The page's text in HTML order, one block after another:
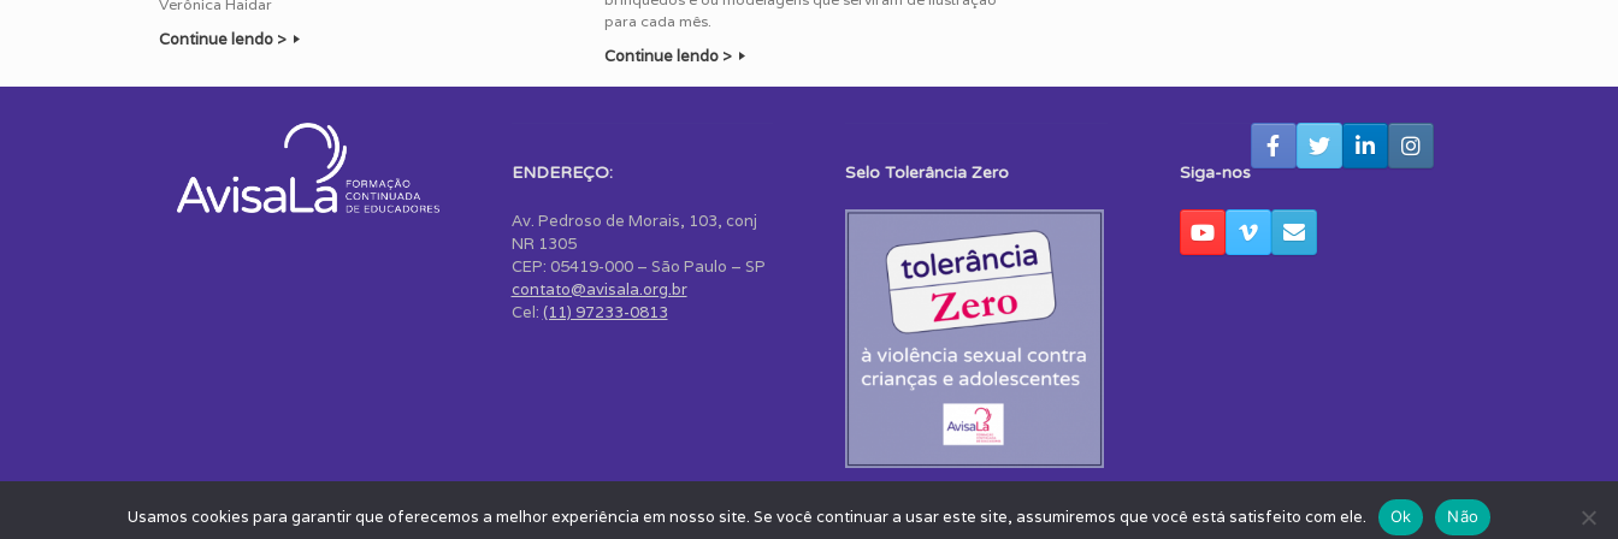
Verônica Haidar
Continue lendo >
para cada mês.
Continue lendo >
ENDEREÇO:
Av. Pedroso de Morais, 103, conj
NR 1305
CEP: 05419-000 – São Paulo – SP
contato@avisala.org.br
Cel: (11) 97233-0813
Selo Tolerância Zero Siga-nos
© 2026 - Todos os Direitos Reservados - Instituto Avisa Lá Theme by SiteOrigin
Usamos cookies para garantir que oferecemos a melhor experiência em nosso site. Se você continuar a usar este site, assumiremos que você está satisfeito com ele. Ok Não